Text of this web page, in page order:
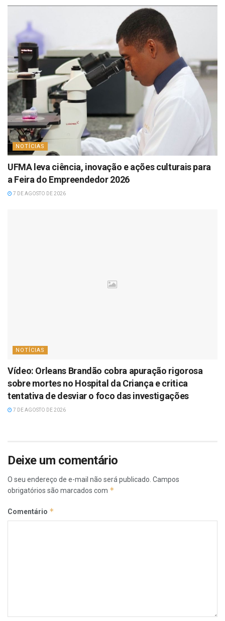
NOTÍCIAS
UFMA leva ciência, inovação e ações culturais para
a Feira do Empreendedor 2026
7 DE AGOSTO DE 2026
NOTÍCIAS
Vídeo: Orleans Brandão cobra apuração rigorosa
sobre mortes no Hospital da Criança e critica
tentativa de desviar o foco das investigações
7 DE AGOSTO DE 2026
Deixe um comentário
O seu endereço de e-mail não será publicado. Campos
obrigatórios são marcados com *
Comentário *